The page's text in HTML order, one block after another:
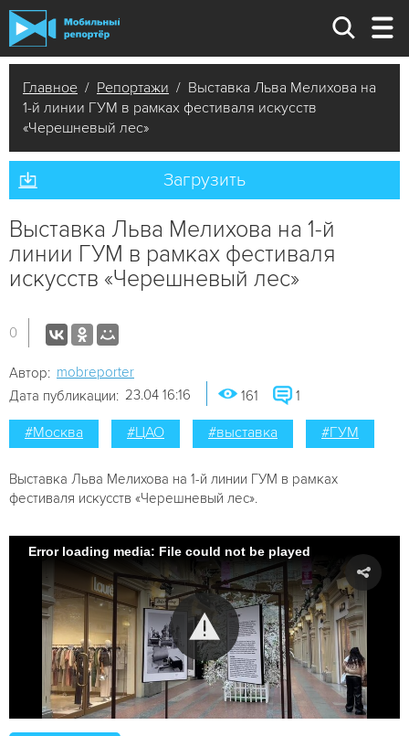
Главное / Репортажи / Выставка Льва Мелихова на
1-й линии ГУМ в рамках фестиваля искусств
«Черешневый лес»
Загрузить
Выставка Льва Мелихова на 1-й
линии ГУМ в рамках фестиваля
искусств «Черешневый лес»
0
Автор: mobreporter
Дата публикации: 23.04 16:16 161 1
#Москва #ЦАО #выставка #ГУМ
Выставка Льва Мелихова на 1-й линии ГУМ в рамках
фестиваля искусств «Черешневый лес».
Error loading media: File could not be played